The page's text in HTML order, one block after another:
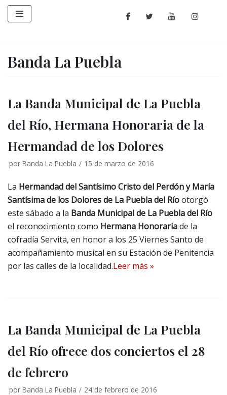
Saltar
al
Banda La Puebla
La Banda Municipal de La Puebla
del Río, Hermana Honoraria de la
Hermandad de los Dolores
por Banda La Puebla 15 de marzo de 2016
La Hermandad del Santísimo Cristo del Perdón y María
Santísima de los Dolores de La Puebla del Ríootorgó
este sábado a la Banda Municipal de La Puebla del Río
el reconocimiento como Hermana Honorariade la
cofradía Servita, en honor a los 25 Viernes Santo de
acompañamiento musical en su Estación de Penitencia
por las calles de la localidad.Leer más »
La Banda Municipal de La Puebla
del Río ofrece dos conciertos el 28
de febrero
por Banda La Puebla 24 de febrero de 2016